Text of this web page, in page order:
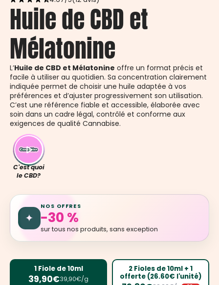
Huile de CBD et
Mélatonine
L’Huile de CBD et Mélatonine offre un format précis et
facile à utiliser au quotidien. Sa concentration clairement
indiquée permet de choisir une huile adaptée à vos
préférences et d’ajuster progressivement son utilisation.
C’est une référence fiable et accessible, élaborée avec
soin dans un cadre légal, contrôlé et conforme aux
exigences de qualité Cannabise.
C'est quoi
le CBD?
✦
NOS OFFRES
-30 %
sur tous nos produits, sans exception
1 Fiole de 10ml
39,90€39,90€/g
2 Fioles de 10ml + 1
offerte (26.60€ l'unité)